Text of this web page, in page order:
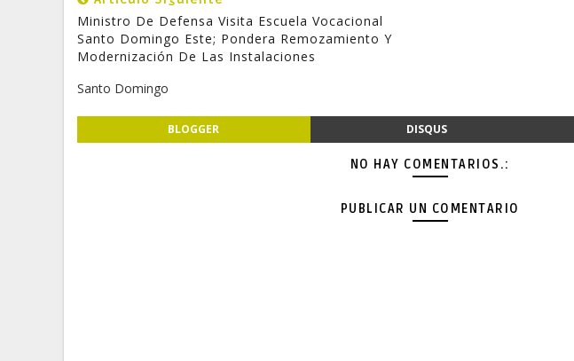
Ministro De Defensa Visita Escuela Vocacional
Santo Domingo Este; Pondera Remozamiento Y
Modernización De Las Instalaciones
Santo Domingo
BLOGGER DISQUS
NO HAY COMENTARIOS.:
PUBLICAR UN COMENTARIO